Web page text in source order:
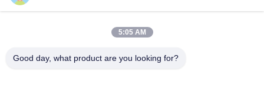
5:05 AM
Good day, what product are you looking for?